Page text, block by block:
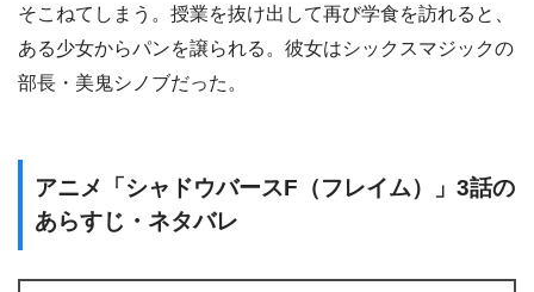
そこねてしまう。授業を抜け出して再び学食を訪れると、
ある少女からパンを譲られる。彼女はシックスマジックの
部長・美鬼シノブだった。
アニメ「シャドウバースF（フレイム）」3話の
あらすじ・ネタバレ